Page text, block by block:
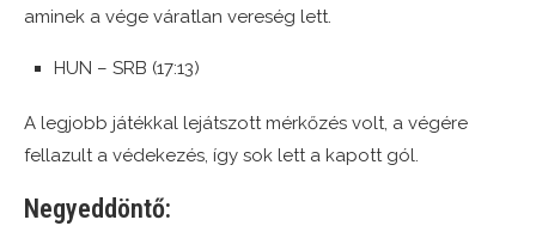
aminek a vége váratlan vereség lett.
HUN – SRB (17:13)
A legjobb játékkal lejátszott mérkőzés volt, a végére
fellazult a védekezés, így sok lett a kapott gól.
Negyeddöntő: